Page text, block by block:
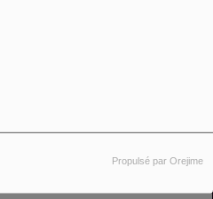
Propulsé par Orejime
THEATRE CHANZY